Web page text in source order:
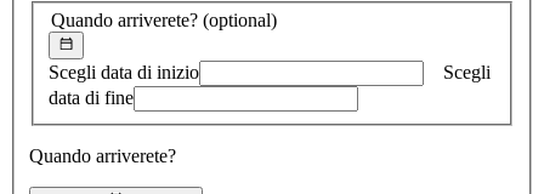
Quando arriverete? (optional)
Scegli data di inizio
Scegli
data di fine
Quando arriverete?